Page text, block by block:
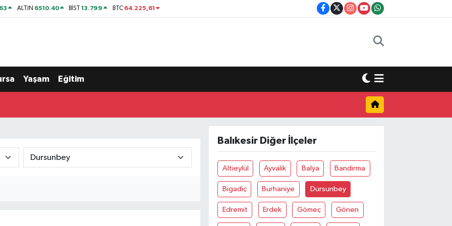
ALTIN 6510.40 BİST13.799 BTC 64.225,61
Yaşam Eğitim
Balıkesir Diğer İlçeler
Altieylül Ayvalik Balya Bandirma
Bigadiç Burhaniye Dursunbey
Edremit Erdek Gömeç Gönen